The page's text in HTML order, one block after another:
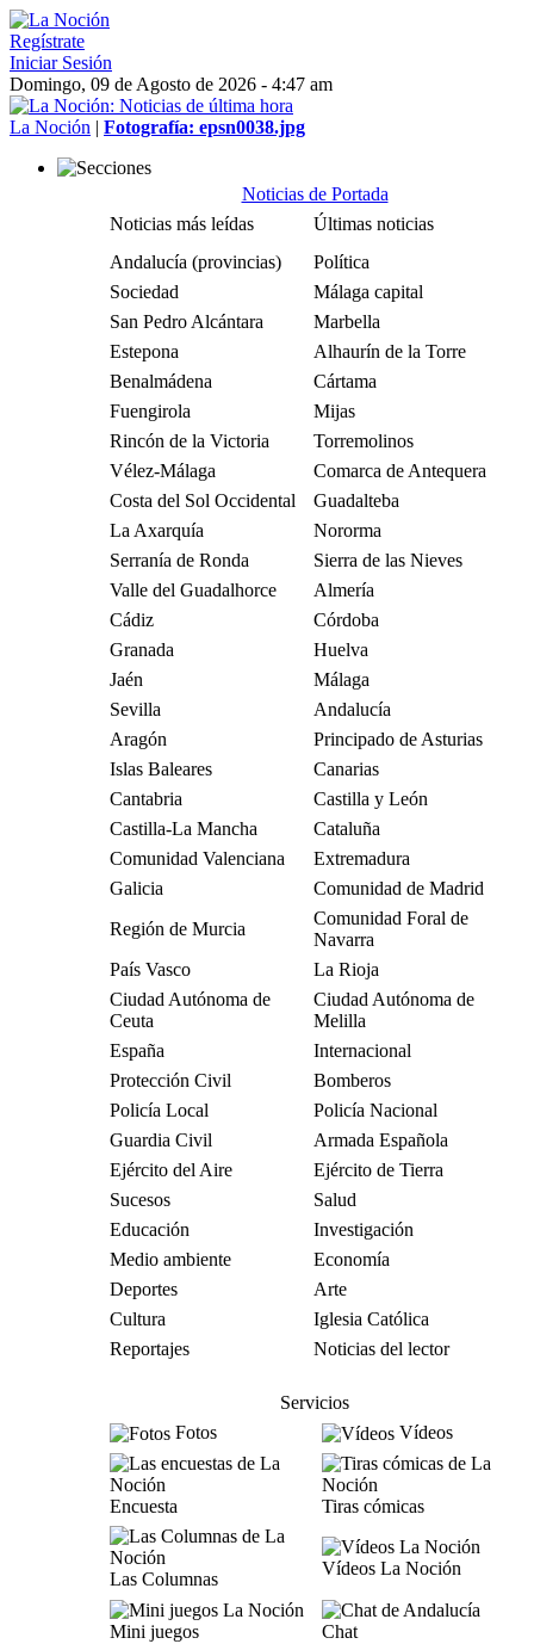
Regístrate
Iniciar Sesión
Domingo, 09 de Agosto de 2026 - 4:47 am
La Noción | Fotografía: epsn0038.jpg
Noticias de Portada
Noticias más leídas
Últimas noticias
Andalucía (provincias)
Política
Sociedad
Málaga capital
San Pedro Alcántara
Marbella
Estepona
Alhaurín de la Torre
Benalmádena
Cártama
Fuengirola
Mijas
Rincón de la Victoria
Torremolinos
Vélez-Málaga
Comarca de Antequera
Costa del Sol Occidental
Guadalteba
La Axarquía
Nororma
Serranía de Ronda
Sierra de las Nieves
Valle del Guadalhorce
Almería
Cádiz
Córdoba
Granada
Huelva
Jaén
Málaga
Sevilla
Andalucía
Aragón
Principado de Asturias
Islas Baleares
Canarias
Cantabria
Castilla y León
Castilla-La Mancha
Cataluña
Comunidad Valenciana
Extremadura
Galicia
Comunidad de Madrid
Región de Murcia
Comunidad Foral de
Navarra
País Vasco
La Rioja
Ciudad Autónoma de
Ceuta
Ciudad Autónoma de
Melilla
España
Internacional
Protección Civil
Bomberos
Policía Local
Policía Nacional
Guardia Civil
Armada Española
Ejército del Aire
Ejército de Tierra
Sucesos
Salud
Educación
Investigación
Medio ambiente
Economía
Deportes
Arte
Cultura
Iglesia Católica
Reportajes
Noticias del lector
Servicios
Fotos
Vídeos
Encuesta Tiras cómicas
Las Columnas
Vídeos La Noción
Mini juegos
Chat